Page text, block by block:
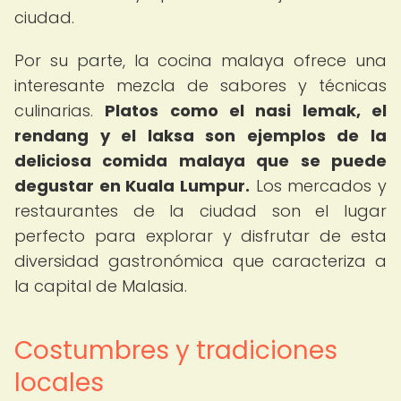
ciudad.
Por su parte, la cocina malaya ofrece una
interesante mezcla de sabores y técnicas
culinarias. Platos como el nasi lemak, el
rendang y el laksa son ejemplos de la
deliciosa comida malaya que se puede
degustar en Kuala Lumpur. Los mercados y
restaurantes de la ciudad son el lugar
perfecto para explorar y disfrutar de esta
diversidad gastronómica que caracteriza a
la capital de Malasia.
Costumbres y tradiciones
locales